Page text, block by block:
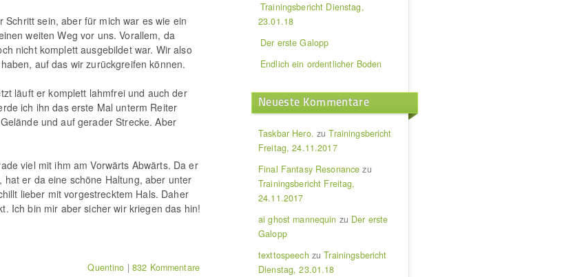
sein, aber für mich war es wie ein
weiten Weg vor uns. Vorallem, da
nicht komplett ausgebildet war. Wir also
auf das wir zurückgreifen können.
läuft er komplett lahmfrei und auch der
ich ihn das erste Mal unterm Reiter
und auf gerader Strecke. Aber
viel mit ihm am Vorwärts Abwärts. Da er
er da eine schöne Haltung, aber unter
lieber mit vorgestrecktem Hals. Daher
Ich bin mir aber sicher wir kriegen das hin!
Quentino |832 Kommentare
Trainingsbericht Dienstag,
23.01.18
Der erste Galopp
Endlich ein ordentlicher Boden
Neueste Kommentare
Taskbar Hero. zuTrainingsbericht
Freitag, 24.11.2017
Final Fantasy Resonance zu
Trainingsbericht Freitag,
24.11.2017
ai ghost mannequin zu Der erste
Galopp
texttospeech zuTrainingsbericht
Dienstag, 23.01.18